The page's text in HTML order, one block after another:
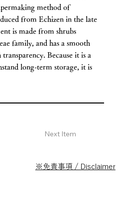
method of
from Echizen in the late
is made from shrubs
family, and has a smooth
Because it is a
long-term storage, it is
Next Item
※免責事項 / Disclaimer